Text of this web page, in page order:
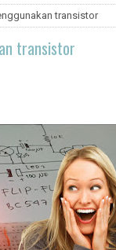
transistor
transistor